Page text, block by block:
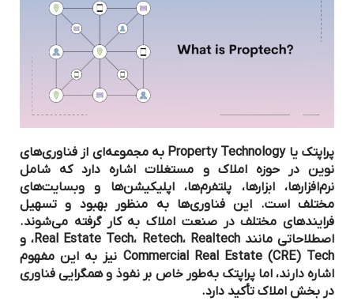
پراپتک یا Property Technology به مجموعه‌ای از فناوری‌های
نوین در حوزه املاک و مستغلات اشاره دارد که شامل
نرم‌افزارها، ابزارها، پلتفرم‌ها، اپلیکیشن‌ها و وبسایت‌های
مختلف است. این فناوری‌ها به منظور بهبود و تسهیل
فرایندهای مختلف در صنعت املاک به کار گرفته می‌شوند.
اصطلاحاتی مانند Real Estate Tech، Retech، Realtech، و
Commercial Real Estate (CRE) Tech نیز به این مفهوم
اشاره دارند، اما پراپتک به‌طور خاص بر نفوذ و همگرایی فناوری
در بخش املاک تأکید دارد.